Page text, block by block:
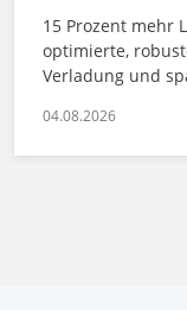
15 Prozent mehr
optimierte,
Verladung und
04.08.2026